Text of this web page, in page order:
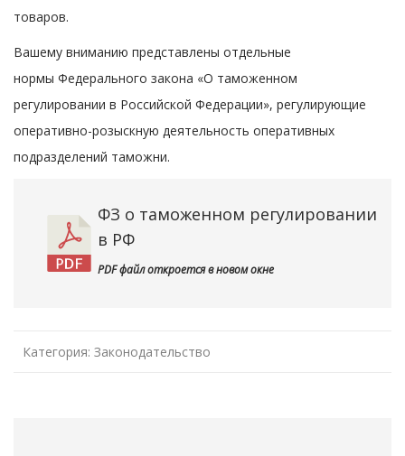
товаров.
Вашему вниманию представлены отдельные
нормы Федерального закона «О таможенном
регулировании в Российской Федерации», регулирующие
оперативно-розыскную деятельность оперативных
подразделений таможни.
ФЗ о таможенном регулировании
в РФ
PDF файл откроется в новом окне
Категория: Законодательство